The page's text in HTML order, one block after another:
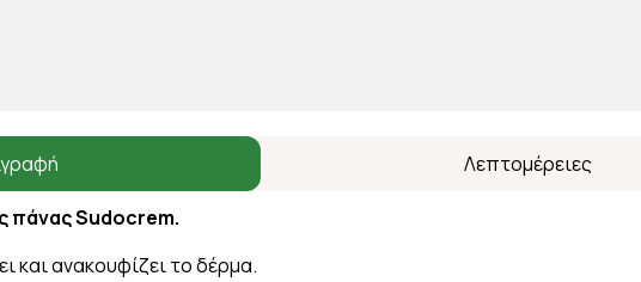
Λεπτομέρειες
πάνας Sudocrem.
και ανακουφίζει το δέρμα.